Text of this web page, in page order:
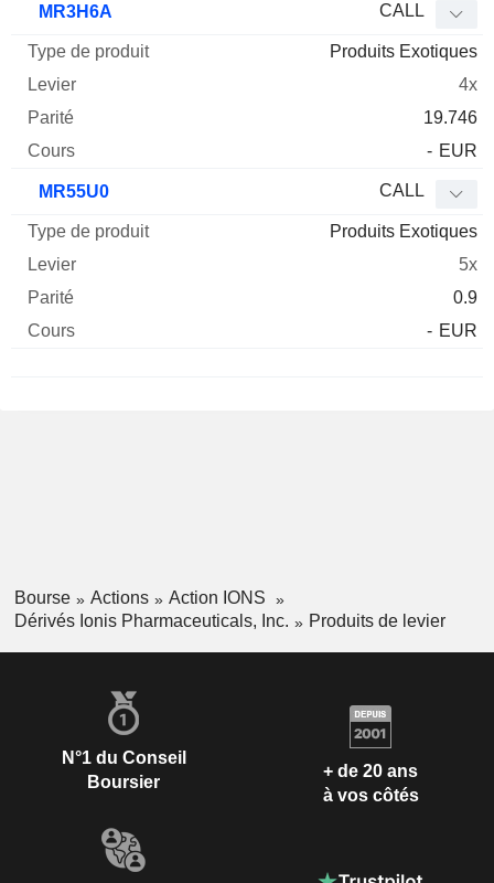
MR3H6A CALL
Produits Exotiques
4x
19.746
- EUR
MR55U0 CALL
Produits Exotiques
5x
0.9
- EUR
Bourse Actions
Action IONS
Dérivés Ionis Pharmaceuticals, Inc.
Produits de levier
N°1 du Conseil
Boursier
+ de 20 ans
à vos côtés